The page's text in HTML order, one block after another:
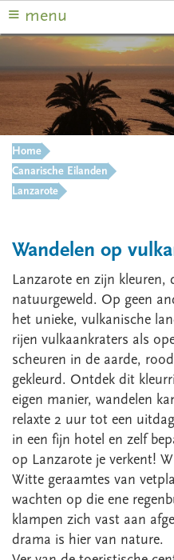
≡ menu
Home
Canarische Eilanden
Lanzarote
Wandelen op
Lanzarote en zijn kleuren,
natuurgeweld. Op geen
het unieke, vulkanische
rijen vulkaankraters als
scheuren in de aarde,
gekleurd. Ontdek dit
eigen manier, wandelen
relaxte 2 uur tot een
in een fijn hotel en zelf
op Lanzarote je verkent!
Witte geraamtes van
wachten op die ene
klampen zich vast aan
drama is hier van nature.